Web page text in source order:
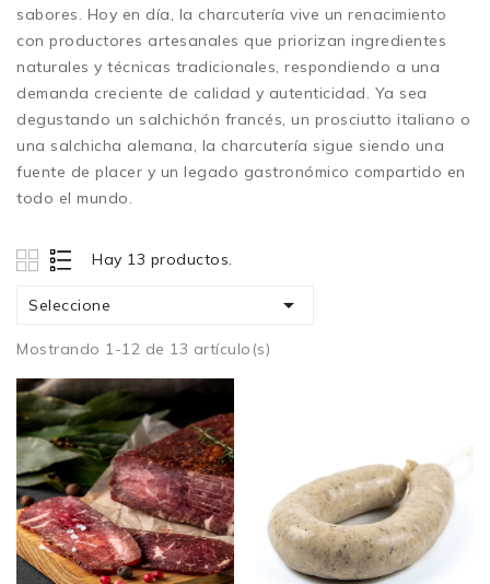
sabores. Hoy en día, la charcutería vive un renacimiento
con productores artesanales que priorizan ingredientes
naturales y técnicas tradicionales, respondiendo a una
demanda creciente de calidad y autenticidad. Ya sea
degustando un salchichón francés, un prosciutto italiano o
una salchicha alemana, la charcutería sigue siendo una
fuente de placer y un legado gastronómico compartido en
todo el mundo.
Hay 13 productos.
Seleccione 
Mostrando 1-12 de 13 artículo(s)